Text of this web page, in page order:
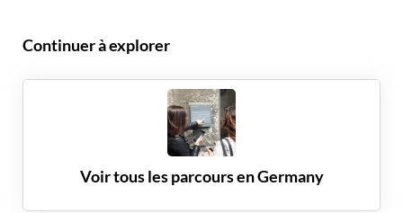
Continuer à explorer
Voir tous les parcours enGermany